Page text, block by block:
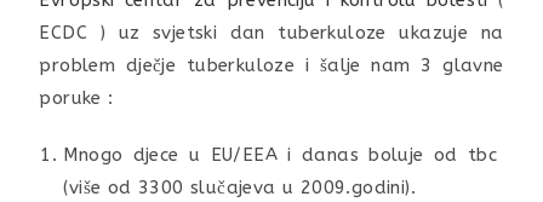
ECDC ) uz svjetski dan tuberkuloze ukazuje na
problem dječje tuberkuloze i šalje nam 3 glavne
poruke :
Mnogo djece u EU/EEA i danas boluje od tbc
(više od 3300 slučajeva u 2009.godini).